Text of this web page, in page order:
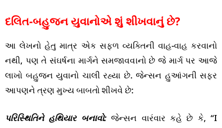
દલિત-બહુજન યુવાનોએ શું શીખવાનું છે?
આ લેખનો હેતુ માત્ર એક સફળ વ્યક્તિની વાહ-વાહ કરવાનો
નથી, પણ તે સંઘર્ષના માર્ગને સમજાવવાનો છે જે માર્ગ પર આજે
લાખો બહુજન યુવાનો ચાલી રહ્યા છે. જેન્સન હુઆંગની સફર
આપણને ત્રણ મુખ્ય બાબતો શીખવે છે:
પરિસ્થિતિને હથિયાર બનાવો:જેન્સન વારંવાર કહે છે કે, “I